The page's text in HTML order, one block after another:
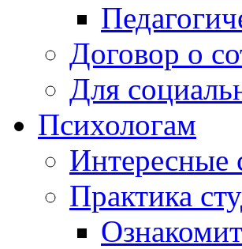
Договор о
Для
Психологам
Интересные
Практика